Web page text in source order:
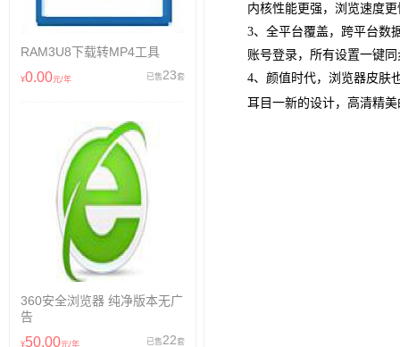
RAM3U8下载转MP4工具
¥0.00元/年 已售 23套
360安全浏览器 纯净版本无广
告
¥50.00元/年 已售 22套
内核性能更强，浏览速度更
3、全平台覆盖，跨平台数
账号登录，所有设置一键同
4、颜值时代，浏览器皮肤
耳目一新的设计，高清精美